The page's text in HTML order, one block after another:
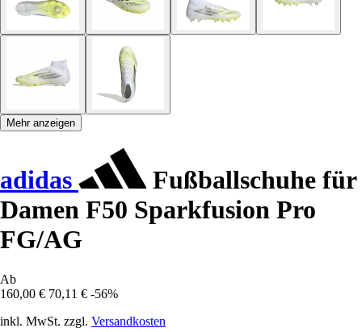
Mehr anzeigen
adidas
Fußballschuhe für
Damen F50 Sparkfusion Pro
FG/AG
Ab
160,00 € 70,11 € -56%
inkl. MwSt. zzgl. Versandkosten